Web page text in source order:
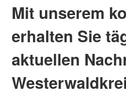
Mit unserem
erhalten Sie
aktuellen